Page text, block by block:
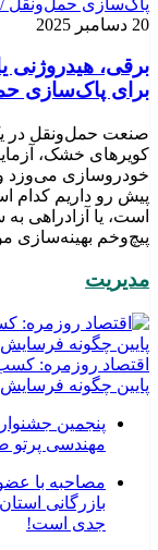
20 دسامبر 2025
برقی،
برای پاک‌سازی
صنعت حمل‌ونقل در یک
کویرهای خشک،
خودروسازی می‌وزد
پیش رو داریم کدام
است، یا آزادراهی
پیچ‌وخم بهینه‌سازی
مدیریت
اقتصاد روزمره: کسب‌
پایین چگونه فرسایش
پنجمین
مهندسی پرتو
مصاحبه با
بازرگانی
جدی است!